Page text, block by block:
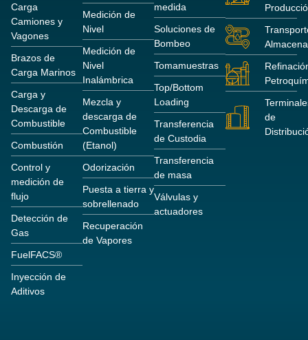
Carga
Camiones y
Vagones
Brazos de
Carga Marinos
Carga y
Descarga de
Combustible
Combustión
Control y
medición de
flujo
Detección de
Gas
FuelFACS®
Inyección de
Aditivos
Medición de
Nivel
Medición de
Nivel
Inalámbrica
Mezcla y
descarga de
Combustible
(Etanol)
Odorización
Puesta a tierra y
sobrellenado
Recuperación
de Vapores
medida
Soluciones de
Bombeo
Tomamuestras
Top/Bottom
Loading
Transferencia
de Custodia
Transferencia
de masa
Válvulas y
actuadores
de